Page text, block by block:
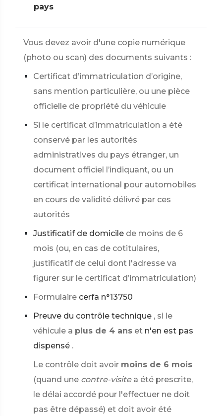
pays
Vous devez avoir d'une copie numérique
(photo ou scan) des documents suivants :
Certificat d’immatriculation d’origine,
sans mention particulière, ou une pièce
officielle de propriété du véhicule
Si le certificat d’immatriculation a été
conservé par les autorités
administratives du pays étranger, un
document officiel l’indiquant, ou un
certificat international pour automobiles
en cours de validité délivré par ces
autorités
Justificatif de domicile de moins de 6
mois (ou, en cas de cotitulaires,
justificatif de celui dont l'adresse va
figurer sur le certificat d’immatriculation)
Formulaire cerfa n°13750
Preuve du contrôle technique , si le
véhicule a plus de 4 ans et n'en est pas
dispensé .
Le contrôle doit avoir moins de 6 mois
(quand une contre-visite a été prescrite,
le délai accordé pour l'effectuer ne doit
pas être dépassé) et doit avoir été